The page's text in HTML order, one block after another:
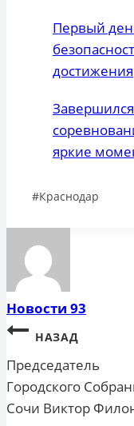
Первый
достижения
яркие
Метки
#Краснодар
Новости 93
Навигация
по
записям
НАЗАД
Председатель
Городского
Сочи Виктор